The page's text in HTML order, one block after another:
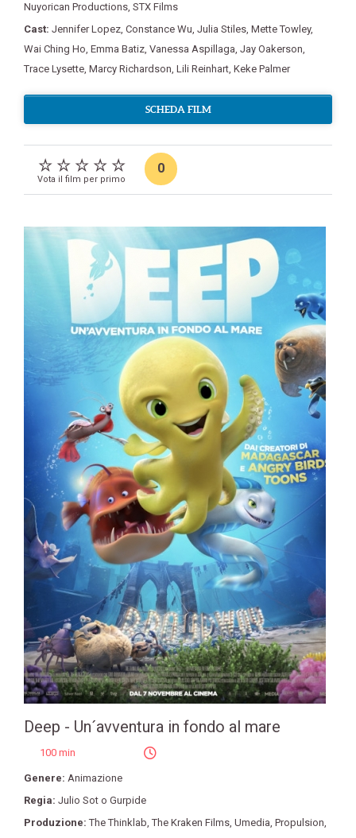
Nuyorican Productions, STX Films
Cast: Jennifer Lopez, Constance Wu, Julia Stiles, Mette Towley,
Wai Ching Ho, Emma Batiz, Vanessa Aspillaga, Jay Oakerson,
Trace Lysette, Marcy Richardson, Lili Reinhart, Keke Palmer
SCHEDA FILM
Vota il film per primo
0
Deep - Un´avventura in fondo al mare
100 min
Genere: Animazione
Regia: Julio Sot o Gurpide
Produzione:The Thinklab ,The Kraken Films Umedia Propulsion